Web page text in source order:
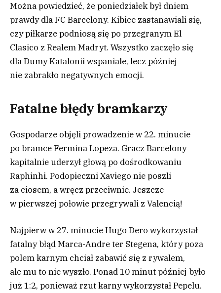
Można powiedzieć, że poniedziałek był dniem
prawdy dla FC Barcelony. Kibice zastanawiali się,
czy piłkarze podniosą się po przegranym El
Clasico z Realem Madryt. Wszystko zaczęło się
dla Dumy Katalonii wspaniale, lecz później
nie zabrakło negatywnych emocji.
Fatalne błędy bramkarzy
Gospodarze objęli prowadzenie w 22. minucie
po bramce Fermina Lopeza. Gracz Barcelony
kapitalnie uderzył głową po dośrodkowaniu
Raphinhi. Podopieczni Xaviego nie poszli
za ciosem, a wręcz przeciwnie. Jeszcze
w pierwszej połowie przegrywali z Valencią!
Najpierw w 27. minucie Hugo Dero wykorzystał
fatalny błąd Marca-Andre ter Stegena, który poza
polem karnym chciał zabawić się z rywalem,
ale mu to nie wyszło. Ponad 10 minut później było
już 1:2, ponieważ rzut karny wykorzystał Pepelu.